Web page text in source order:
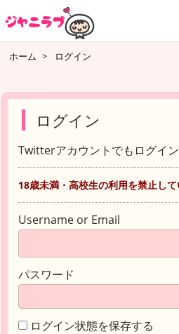
ホーム > ログイン
ログイン
Twitterアカウントでもログイ
18歳未満・高校生の利用を禁止して
Username or Email
パスワード
ログイン状態を保存する